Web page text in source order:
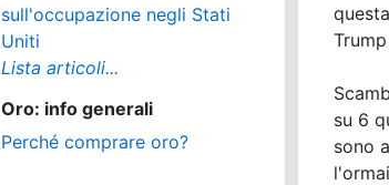
sull'occupazione negli Stati
Uniti
Lista articoli...
Oro: info generali
Perché comprare oro?
su 6
sono